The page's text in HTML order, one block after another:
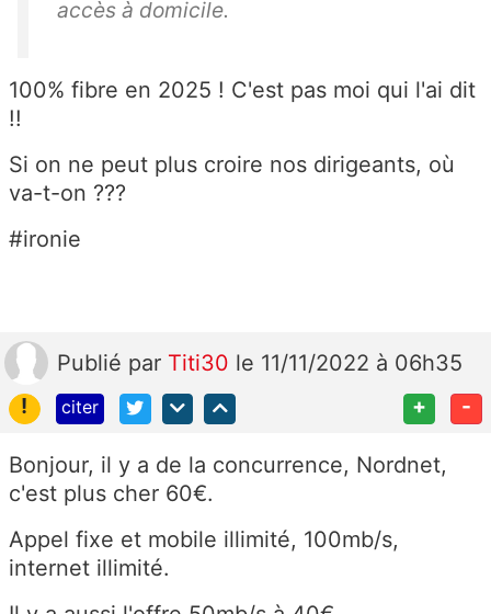
accès à domicile.
100% fibre en 2025 ! C'est pas moi qui l'ai dit
!!
Si on ne peut plus croire nos dirigeants, où
va-t-on ???
#ironie
Publié par Titi30 le 11/11/2022 à 06h35
!
citer + -
Bonjour, il y a de la concurrence, Nordnet,
c'est plus cher 60€.
Appel fixe et mobile illimité, 100mb/s,
internet illimité.